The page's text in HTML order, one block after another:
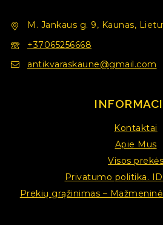
M. Jankaus g. 9, Kaunas,
+37065256668
antikvaraskaune@gmail.com
Kontaktai
Apie Mus
Visos prekės
Privatumo politika.
Prekių grąžinimas –